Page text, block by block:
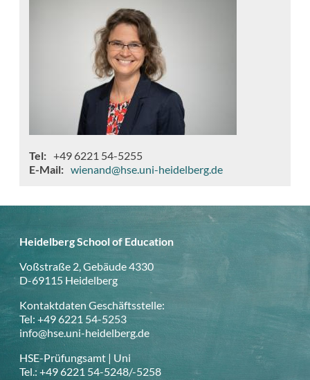
Tel
+49 6221 54-5255
E-Mail
wienand@hse.uni-heidelberg.de
Heidelberg School of Education
Voßstraße 2, Gebäude 4330
D-69115 Heidelberg
Kontaktdaten Geschäftsstelle:
Tel: +49 6221 54-5253
info@hse.uni-heidelberg.de
HSE-Prüfungsamt | Uni
Tel.: +49 6221 54-5248/-5258